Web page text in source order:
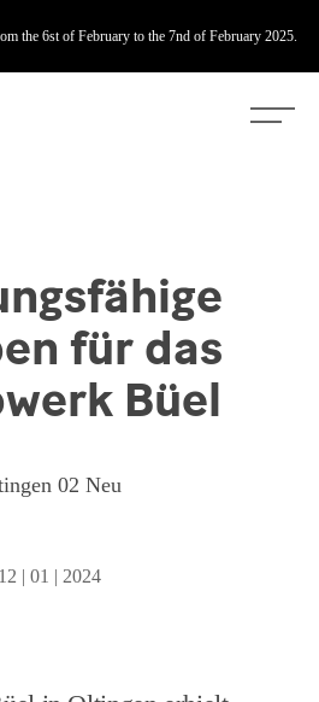
the 6st of February to the 7nd of February 2025.
für das
Büel
12 | 01 | 2024